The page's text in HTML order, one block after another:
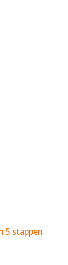
5 stappen